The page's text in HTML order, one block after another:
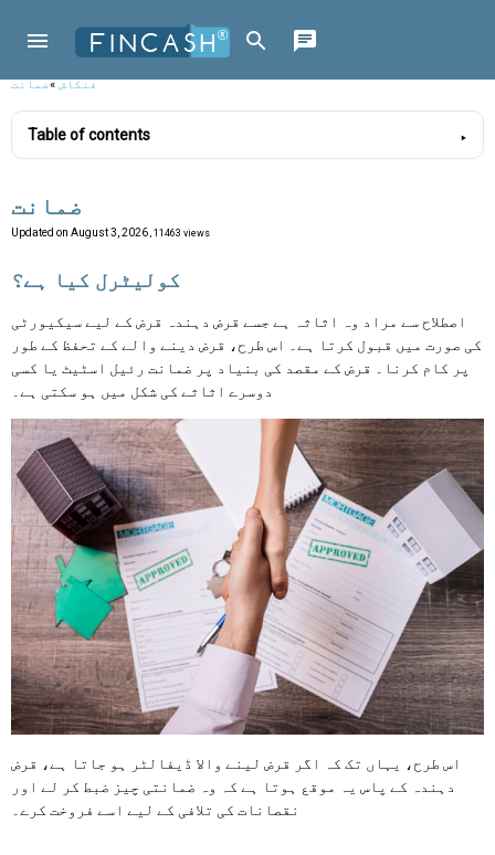
فنکاش»ضمانت
Table of contents
ضمانت
Updated on August 3, 2026 , 11463 views
کولیٹرل کیا ہے؟
اصطلاح سے مراد وہ اثاثہ ہے جسے قرض دہندہ قرض کے لیے سیکیورٹی
کی صورت میں قبول کرتا ہے۔ اس طرح، قرض دینے والے کے تحفظ کے طور
پر کام کرنا۔ قرض کے مقصد کی بنیاد پر ضمانت رئیل اسٹیٹ یا کسی
دوسرے اثاثے کی شکل میں ہو سکتی ہے۔
اس طرح، یہاں تک کہ اگر قرض لینے والا ڈیفالٹر ہو جاتا ہے، قرض
دہندہ کے پاس یہ موقع ہوتا ہے کہ وہ ضمانتی چیز ضبط کر لے اور
نقصانات کی تلافی کے لیے اسے فروخت کرے۔